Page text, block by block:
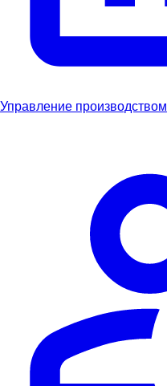
Управление производством